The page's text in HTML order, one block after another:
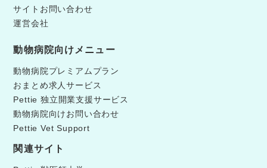
サイトお問い合わせ
運営会社
動物病院向けメニュー
動物病院プレミアムプラン
おまとめ求人サービス
Pettie 独立開業支援サービス
動物病院向けお問い合わせ
Pettie Vet Support
関連サイト